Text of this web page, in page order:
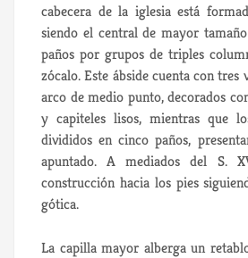
cabecera de la iglesia está
siendo el central de mayor
paños por grupos de triples
zócalo. Este ábside cuenta con tres
arco de medio punto, decorados
y capiteles lisos, mientras que
divididos en cinco paños,
apuntado. A mediados del S.
construcción hacia los pies
gótica.
La capilla mayor alberga un